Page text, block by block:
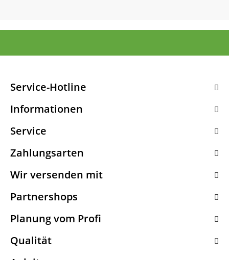
Service-Hotline
Informationen
Service
Zahlungsarten
Wir versenden mit
Partnershops
Planung vom Profi
Qualität